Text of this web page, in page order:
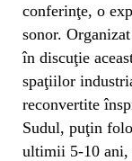
conferinţe, o
sonor.
în discuţie
spaţiilor
reconvertite
Sudul, puţin
ultimii 5-10 ani,